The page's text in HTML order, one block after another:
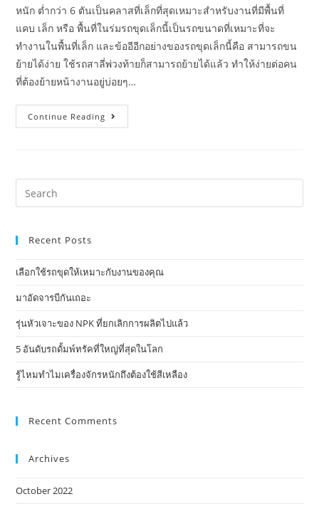
หนัก ต่ำกว่า 6 ตันเป็นคลาสที่เล็กที่สุดเหมาะสำหรับงานที่มีพื้นที่
แคบ เล็ก หรือ พื้นที่ในร่มรถขุดเล็กนี้เป็นรถขนาดที่เหมาะที่จะ
ทำงานในพื้นที่เล็ก และข้ออีอีกอย่างของรถขุดเล็กนี้คือ สามารถขน
ย้ายได้ง่าย ใช้รถสาลี่พ่วงท้ายก็สามารถย้ายได้แล้ว ทำให้ง่ายต่อคน
ที่ต้องย้ายหน้างานอยู่บ่อยๆ…
Continue Reading เลือก
ใช้
กับ
คุณ
Search
this
Recent Posts
เลือกใช้รถขุดให้เหมาะกับงานของคุณ
มาอัดจารบีกันเถอะ
​รุ่นหัวเจาะของ NPK ที่ยกเลิกการผลิตไปแล้ว ​
5 อันดับรถดั้มพ์ทรัคที่ใหญ่ที่สุดในโลก
รู้ไหมทำไมเครื่องจักรหนักถึงต้องใช้สีเหลือง
Recent Comments
Archives
October 2022